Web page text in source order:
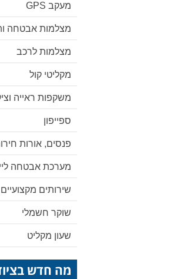
מעקב GPS
מצלמות אבטחה
מצלמות לרכב
מקליטי קול
משקפות ראייה
ספייפון
פנסים, אורות
מערכת אבטחה
שירותים מקצועיים
שוקר חשמלי
שעון מקליט
מה חדש